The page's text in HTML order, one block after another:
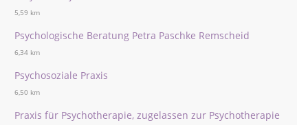
5,59 km
Psychologische Beratung Petra Paschke Remscheid
6,34 km
Psychosoziale Praxis
6,50 km
Praxis für Psychotherapie, zugelassen zur Psychotherapie